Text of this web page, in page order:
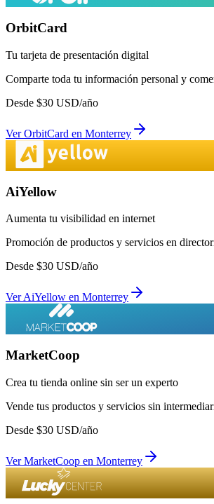
OrbitCard
Tu tarjeta de presentación digital
Comparte toda tu información personal y
Desde $30 USD/año
VerOrbitCard en Monterrey
AiYellow
Aumenta tu visibilidad en internet
Promoción de productos y servicios en
Desde $30 USD/año
VerAiYellow en Monterrey
MarketCoop
Crea tu tienda online sin ser un experto
Vende tus productos y servicios sin
Desde $30 USD/año
VerMarketCoop en Monterrey